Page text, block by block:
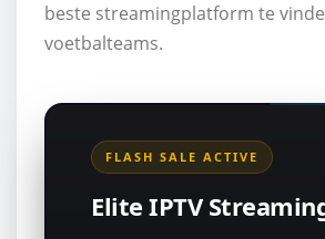
beste streamingplatform te
voetbalteams.
FLASH SALE ACTIVE
Elite IPTV